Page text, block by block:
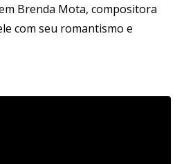
Brenda Mota, compositora
com seu romantismo e